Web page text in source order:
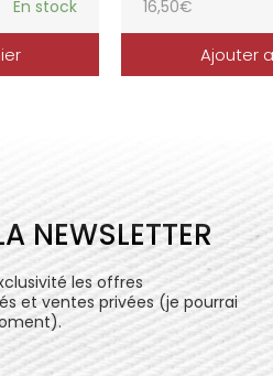
En stock
16,50€
Ajouter
NEWSLETTER
les offres
et ventes privées (je pourrai